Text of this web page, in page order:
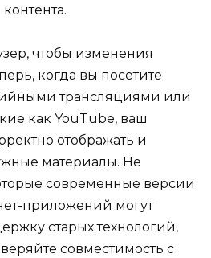
чтобы изменения
когда вы посетите
трансляциями или
как YouTube, ваш
отображать и
материалы. Не
современные версии
приложений могут
старых технологий,
совместимость с